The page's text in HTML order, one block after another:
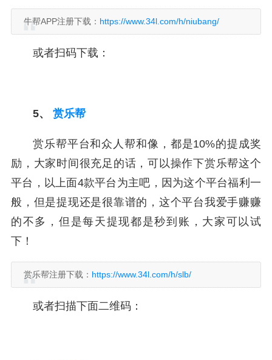
牛帮APP注册下载： https://www.34l.com/h/niubang/
或者扫码下载：
5、 赏乐帮
赏乐帮平台和众人帮和像，都是10%的提成奖
励，大家时间很充足的话，可以操作下赏乐帮这个
平台，以上面4款平台为主吧，因为这个平台福利一
般，但是提现还是很靠谱的，这个平台我爱手赚赚
的不多，但是每天提现都是秒到账，大家可以试
下！
赏乐帮注册下载： https://www.34l.com/h/slb/
或者扫描下面二维码：